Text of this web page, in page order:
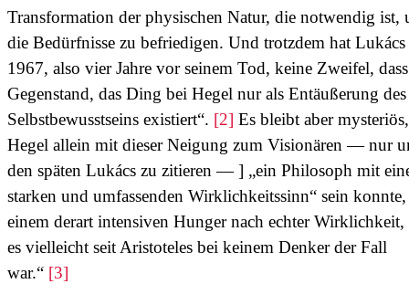
Transformation der physischen Natur, die notwendig ist,
die Bedürfnisse zu befriedigen. Und trotzdem hat Lukács
1967, also vier Jahre vor seinem Tod, keine Zweifel,
Gegenstand, das Ding bei Hegel nur als Entäußerung des
Selbstbewusstseins existiert“. [2] Es bleibt aber
Hegel allein mit dieser Neigung zum Visionären — nur
den späten Lukács zu zitieren — ] „ein Philosoph mit
starken und umfassenden Wirklichkeitssinn“ sein
einem derart intensiven Hunger nach echter
es vielleicht seit Aristoteles bei keinem Denker der Fall
war.“ [3]